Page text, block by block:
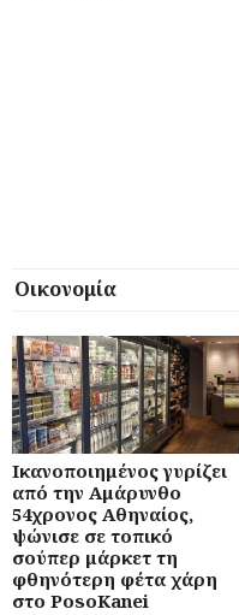
Οικονομία
Ικανοποιημένος γυρίζει
από την Αμάρυνθο
54χρονος Αθηναίος,
ψώνισε σε τοπικό
σούπερ μάρκετ τη
φθηνότερη φέτα χάρη
στο PosoKanei